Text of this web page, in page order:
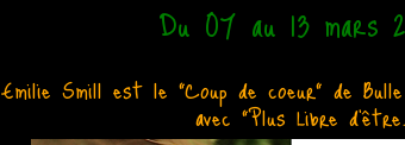
Du 07 au 13 mars
Emilie Smill est le "Coup de coeur" de
avec "Plus Libre